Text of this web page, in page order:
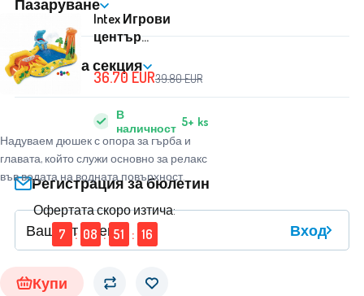
Intex Игрови
център
Динозавър
Надуваем дюшек с опора за гърба и
главата, който служи основно за релакс
във водата на водната повърхност.
В
наличност 5+ ks
36.70EUR39.80EUR
Офертата скоро изтича:
7 : 08 : 51 : 16
Купи
Пазаруване
Клиентска секция
Регистрация за бюлетин
Вход